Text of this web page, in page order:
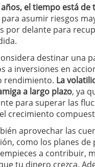
años, el tiempo está de
asumir riesgos
por delante para
destinar una
a inversiones en
rendimiento. La
a largo plazo, ya
para superar las
crecimiento
aprovechar las
como los planes de
a contribuir,
tu dinero crezca.